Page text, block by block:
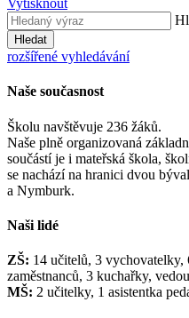
Vytisknout
Hledat
rozšířené vyhledávání
Naše současnost
Školu navštěvuje 236 žáků.
Naše plně organizovaná
součástí je i mateřská škola,
se nachází na hranici dvou
a Nymburk.
Naši lidé
ZŠ: 14 učitelů, 3 vychovatelky,
zaměstnanců, 3 kuchařky,
MŠ: 2 učitelky, 1 asistentka